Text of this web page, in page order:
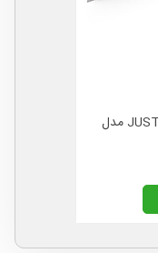
کاتر ذوزنقه‌ای تاشو جاستر JUSTER مدل